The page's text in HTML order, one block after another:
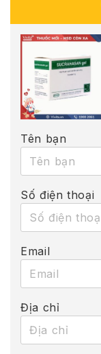
Tên bạn
Số điện thoại
Email
Địa chỉ